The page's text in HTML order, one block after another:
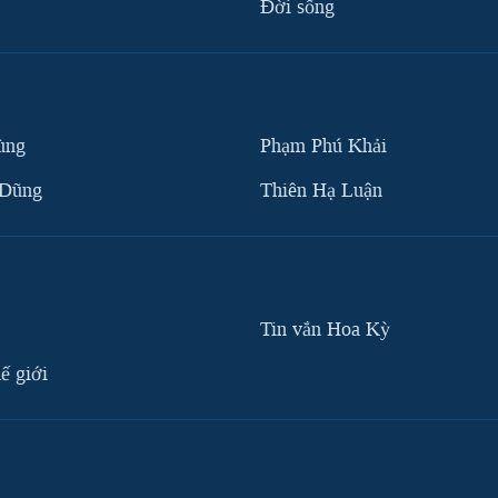
Ðời sống
Phạm Phú Khải
Thiên Hạ Luận
giới
Tin vắn Hoa Kỳ